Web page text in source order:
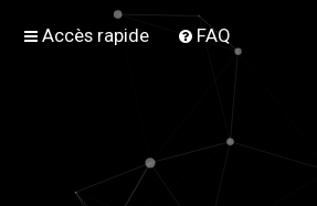
Accès rapide FAQ